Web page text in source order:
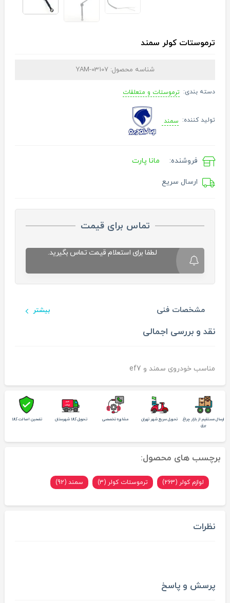
ترموستات کولر سمند
شناسه محصول: YAM-03107
دسته بندی: ترموستات و متعلقات
تولید کننده: سمند
فروشنده: مانا پارت
ارسال سریع
تماس برای قیمت
لطفا برای استعلام قیمت تماس بگیرید.
مشخصات فنی بیشتر
نقد و بررسی اجمالی
مناسب خودروی سمند و ef7
ارسال مستقیم از بازار چراغ
برق
تحویل سریع شهر تهران مشاوره تخصصی تحویل کالا شهرستان تضمین اصالت کالا
برچسب های محصول:
لوازم کولر (263) ترموستات کولر (3) سمند (92)
نظرات
پرسش و پاسخ